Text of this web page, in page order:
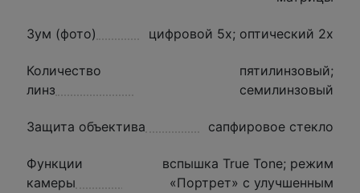
Зум (фото) цифровой 5x; оптический 2x
Количество
линз
пятилинзовый;
семилинзовый
Защита объектива сапфировое стекло
Функции
камеры
вспышка True Tone; режим
«Портрет» с улучшенным